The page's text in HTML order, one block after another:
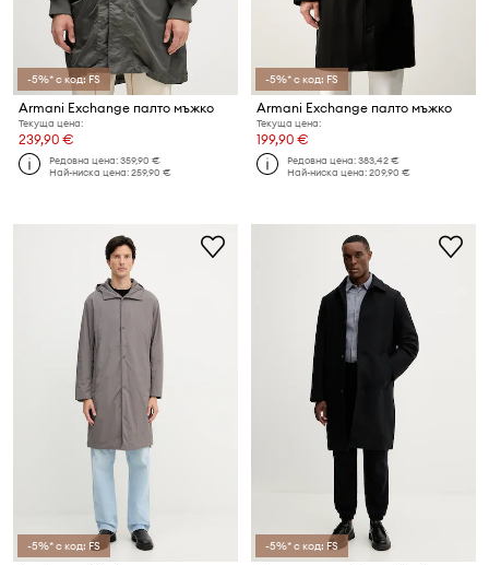
-5%* с код: FS
Armani Exchange палто мъжко
Текуща цена:
239,90 €
Редовна цена:359,90 €
Най-ниска цена:259,90 €
-5%* с код: FS
Armani Exchange палто мъжко
Текуща цена:
199,90 €
Редовна цена:383,42 €
Най-ниска цена:209,90 €
-5%* с код: FS -5%* с код: FS